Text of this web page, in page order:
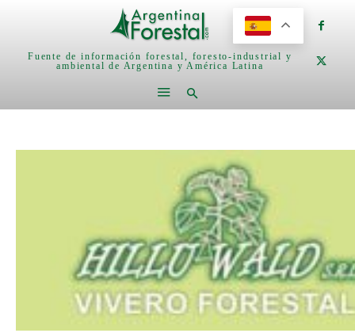
Fuente de información forestal, foresto-industrial y
ambiental de Argentina y América Latina